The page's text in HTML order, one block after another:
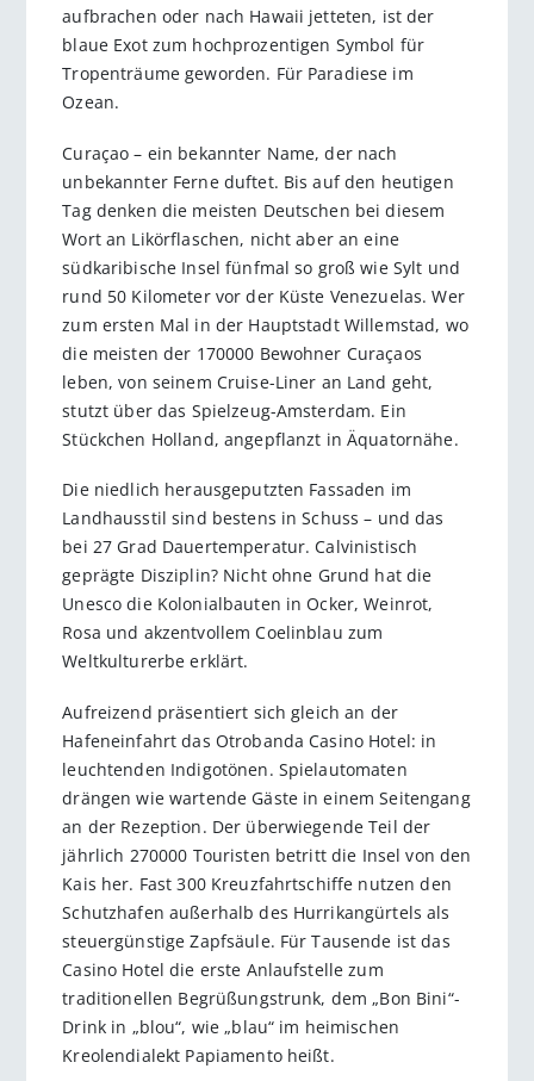
aufbrachen oder nach Hawaii jetteten, ist der
blaue Exot zum hochprozentigen Symbol für
Tropenträume geworden. Für Paradiese im
Ozean.
Curaçao – ein bekannter Name, der nach
unbekannter Ferne duftet. Bis auf den heutigen
Tag denken die meisten Deutschen bei diesem
Wort an Likörflaschen, nicht aber an eine
südkaribische Insel fünfmal so groß wie Sylt und
rund 50 Kilometer vor der Küste Venezuelas. Wer
zum ersten Mal in der Hauptstadt Willemstad, wo
die meisten der 170000 Bewohner Curaçaos
leben, von seinem Cruise-Liner an Land geht,
stutzt über das Spielzeug-Amsterdam. Ein
Stückchen Holland, angepflanzt in Äquatornähe.
Die niedlich herausgeputzten Fassaden im
Landhausstil sind bestens in Schuss – und das
bei 27 Grad Dauertemperatur. Calvinistisch
geprägte Disziplin? Nicht ohne Grund hat die
Unesco die Kolonialbauten in Ocker, Weinrot,
Rosa und akzentvollem Coelinblau zum
Weltkulturerbe erklärt.
Aufreizend präsentiert sich gleich an der
Hafeneinfahrt das Otrobanda Casino Hotel: in
leuchtenden Indigotönen. Spielautomaten
drängen wie wartende Gäste in einem Seitengang
an der Rezeption. Der überwiegende Teil der
jährlich 270000 Touristen betritt die Insel von den
Kais her. Fast 300 Kreuzfahrtschiffe nutzen den
Schutzhafen außerhalb des Hurrikangürtels als
steuergünstige Zapfsäule. Für Tausende ist das
Casino Hotel die erste Anlaufstelle zum
traditionellen Begrüßungstrunk, dem „Bon Bini“-
Drink in „blou“, wie „blau“ im heimischen
Kreolendialekt Papiamento heißt.